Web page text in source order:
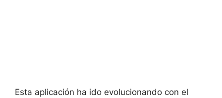
Esta aplicación ha ido evolucionando con el